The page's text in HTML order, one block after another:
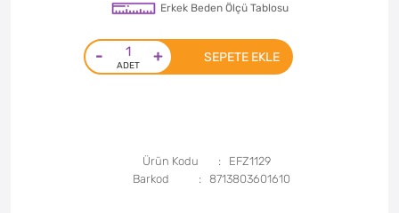
Erkek Beden Ölçü Tablosu
- + SEPETE EKLE
Ürün Kodu
EFZ1129
Barkod
8713803601610